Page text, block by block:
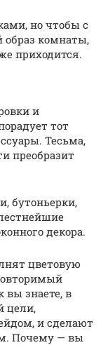
но чтобы с
комнаты,
приходится.
и
тот
Тесьма,
преобразит
бутоньерки,
декора.
цветовую
вы знаете, в
цели,
и сделают
Почему — вы